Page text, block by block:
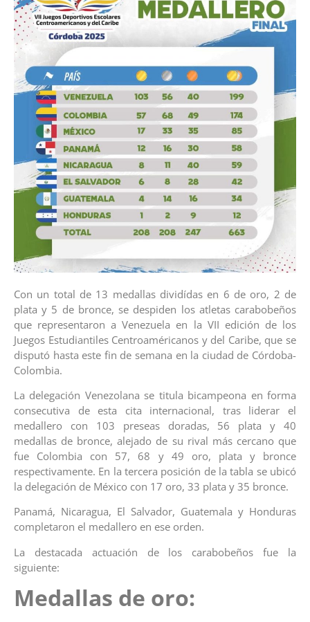
Con un total de 13 medallas dividídas en 6 de oro, 2 de
plata y 5 de bronce, se despiden los atletas carabobeños
que representaron a Venezuela en la VII edición de los
Juegos Estudiantiles Centroaméricanos y del Caribe, que se
disputó hasta este fin de semana en la ciudad de Córdoba-
Colombia.
La delegación Venezolana se titula bicampeona en forma
consecutiva de esta cita internacional, tras liderar el
medallero con 103 preseas doradas, 56 plata y 40
medallas de bronce, alejado de su rival más cercano que
fue Colombia con 57, 68 y 49 oro, plata y bronce
respectivamente. En la tercera posición de la tabla se ubicó
la delegación de México con 17 oro, 33 plata y 35 bronce.
Panamá, Nicaragua, El Salvador, Guatemala y Honduras
completaron el medallero en ese orden.
La destacada actuación de los carabobeños fue la
siguiente:
Medallas de oro: